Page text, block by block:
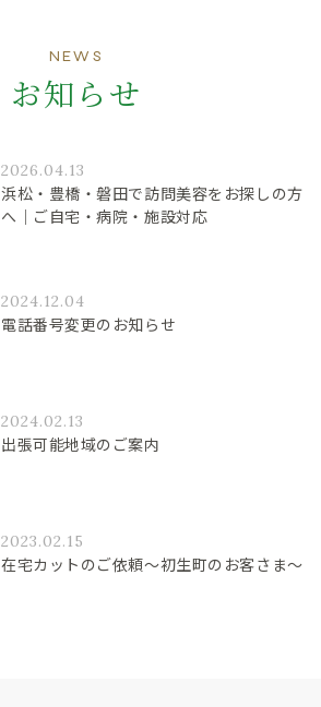
NEWS
お知らせ
2026.04.13
浜松・豊橋・磐田で訪問美容をお探しの方
へ｜ご自宅・病院・施設対応
2024.12.04
電話番号変更のお知らせ
2024.02.13
出張可能地域のご案内
2023.02.15
在宅カットのご依頼〜初生町のお客さま〜